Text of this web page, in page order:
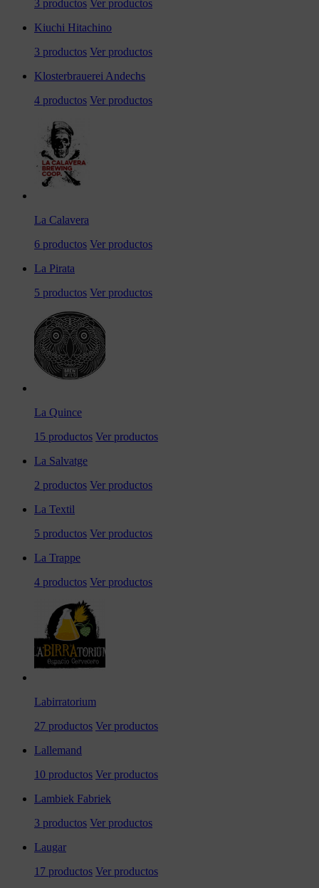
3 productos Ver productos
Kiuchi Hitachino
3 productos Ver productos
Klosterbrauerei Andechs
4 productos Ver productos
La Calavera
6 productos Ver productos
La Pirata
5 productos Ver productos
La Quince
15 productos Ver productos
La Salvatge
2 productos Ver productos
La Textil
5 productos Ver productos
La Trappe
4 productos Ver productos
Labirratorium
27 productos Ver productos
Lallemand
10 productos Ver productos
Lambiek Fabriek
3 productos Ver productos
Laugar
17 productos Ver productos